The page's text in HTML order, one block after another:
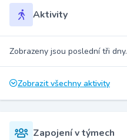
Aktivity
Zobrazeny jsou poslední tři dny.
Zobrazit všechny aktivity
Zapojení v týmech